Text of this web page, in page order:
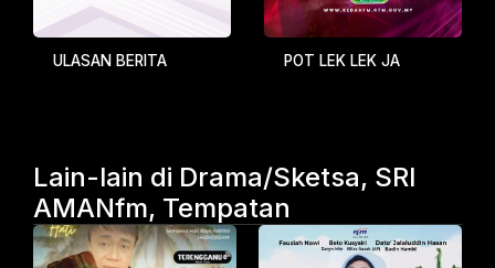
ULASAN BERITA POT LEK LEK JA
Lain-lain di Drama/Sketsa, SRI
AMANfm, Tempatan